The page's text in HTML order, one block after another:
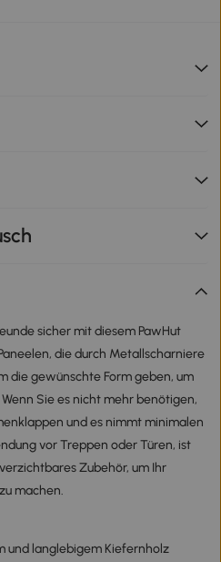
sicher mit diesem PawHut
die durch Metallscharniere
die gewünschte Form geben, um
Sie es nicht mehr benötigen,
und es nimmt minimalen
vor Treppen oder Türen, ist
Zubehör, um Ihr
machen.
und langlebigem Kiefernholz